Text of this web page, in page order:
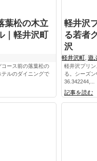
葉松の木立
｜軽井沢町
ース前の落葉松の
ルのダイニングで
軽井沢
る若者
沢
軽井沢町 遊
軽井沢プリ
る。シーズ
36.342244,...
記事を読む